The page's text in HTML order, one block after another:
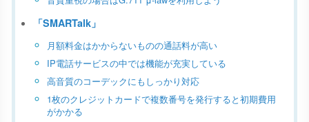
「SMARTalk」
月額料金はかからないものの通話料が高い
IP電話サービスの中では機能が充実している
高音質のコーデックにもしっかり対応
1枚のクレジットカードで複数番号を発行すると初期費用
がかかる